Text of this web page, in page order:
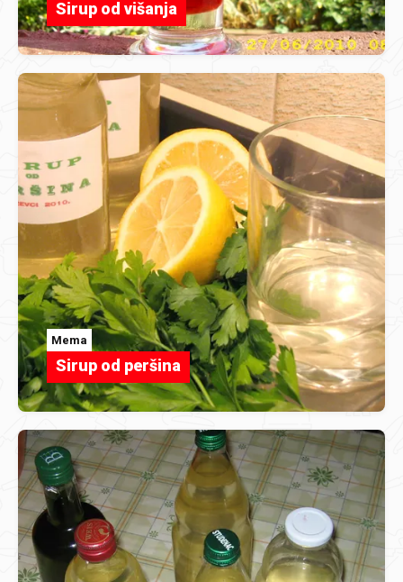
Sirup od višanja
Mema
Sirup od peršina